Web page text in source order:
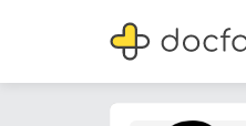
Rocio
Cirujano